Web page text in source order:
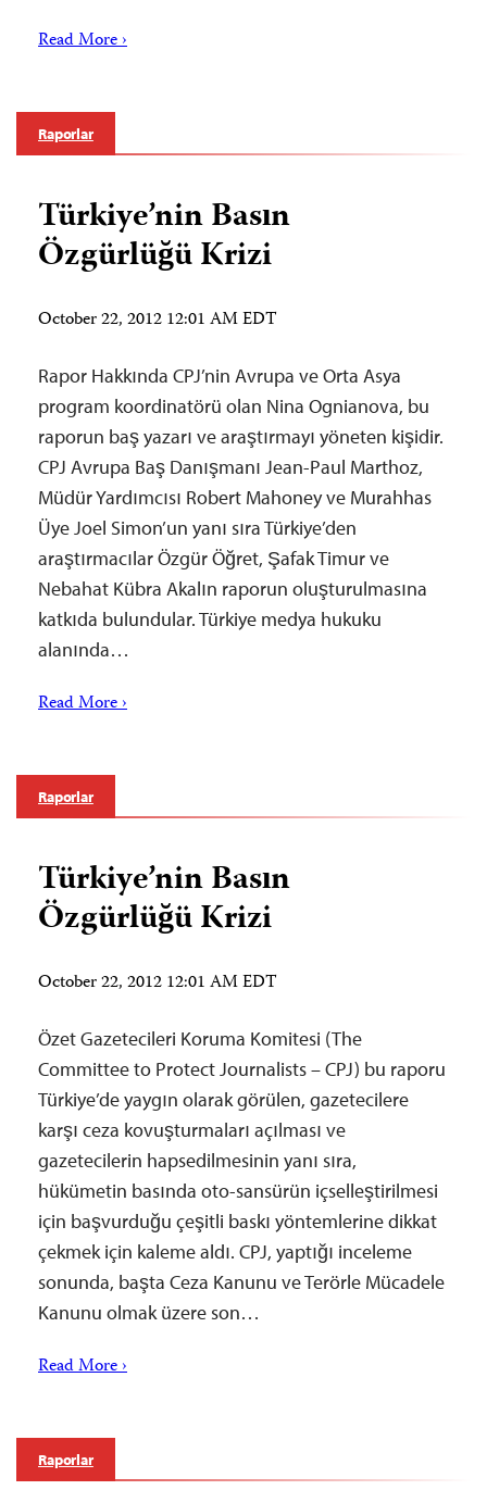
Read More ›
Raporlar
Türkiye’nin Basın
Özgürlüğü Krizi
October 22, 2012 12:01 AM EDT
Rapor Hakkında CPJ’nin Avrupa ve Orta Asya
program koordinatörü olan Nina Ognianova, bu
raporun baş yazarı ve araştırmayı yöneten kişidir.
CPJ Avrupa Baş Danışmanı Jean-Paul Marthoz,
Müdür Yardımcısı Robert Mahoney ve Murahhas
Üye Joel Simon’un yanı sıra Türkiye’den
araştırmacılar Özgür Öğret, Şafak Timur ve
Nebahat Kübra Akalın raporun oluşturulmasına
katkıda bulundular. Türkiye medya hukuku
alanında…
Read More ›
Raporlar
Türkiye’nin Basın
Özgürlüğü Krizi
October 22, 2012 12:01 AM EDT
Özet Gazetecileri Koruma Komitesi (The
Committee to Protect Journalists – CPJ) bu raporu
Türkiye’de yaygın olarak görülen, gazetecilere
karşı ceza kovuşturmaları açılması ve
gazetecilerin hapsedilmesinin yanı sıra,
hükümetin basında oto-sansürün içselleştirilmesi
için başvurduğu çeşitli baskı yöntemlerine dikkat
çekmek için kaleme aldı. CPJ, yaptığı inceleme
sonunda, başta Ceza Kanunu ve Terörle Mücadele
Kanunu olmak üzere son…
Read More ›
Raporlar